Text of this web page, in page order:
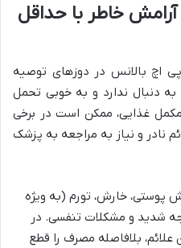
خاطر با حداقل
اچ بالانس در دوزهای توصیه
دنبال ندارد و به خوبی تحمل
غذایی، ممکن است در برخی
نادر و نیاز به مراجعه به پزشک
پوستی، خارش، تورم (به ویژه
شدید و مشکلات تنفسی. در
بلافاصله مصرف را قطع